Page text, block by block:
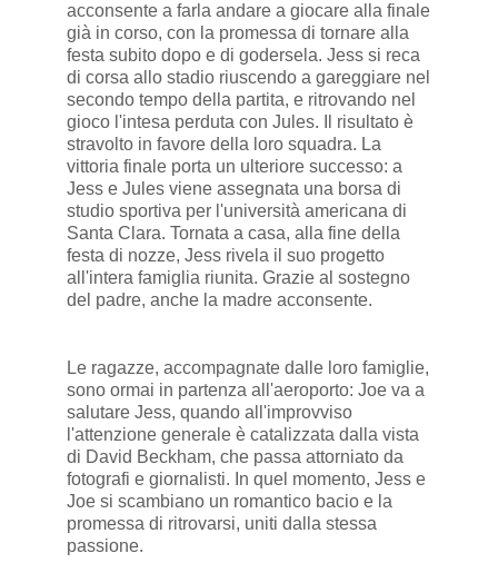
acconsente a farla andare a giocare alla finale
già in corso, con la promessa di tornare alla
festa subito dopo e di godersela. Jess si reca
di corsa allo stadio riuscendo a gareggiare nel
secondo tempo della partita, e ritrovando nel
gioco l'intesa perduta con Jules. Il risultato è
stravolto in favore della loro squadra. La
vittoria finale porta un ulteriore successo: a
Jess e Jules viene assegnata una borsa di
studio sportiva per l'università americana di
Santa Clara. Tornata a casa, alla fine della
festa di nozze, Jess rivela il suo progetto
all'intera famiglia riunita. Grazie al sostegno
del padre, anche la madre acconsente.
Le ragazze, accompagnate dalle loro famiglie,
sono ormai in partenza all'aeroporto: Joe va a
salutare Jess, quando all'improvviso
l'attenzione generale è catalizzata dalla vista
di David Beckham, che passa attorniato da
fotografi e giornalisti. In quel momento, Jess e
Joe si scambiano un romantico bacio e la
promessa di ritrovarsi, uniti dalla stessa
passione.